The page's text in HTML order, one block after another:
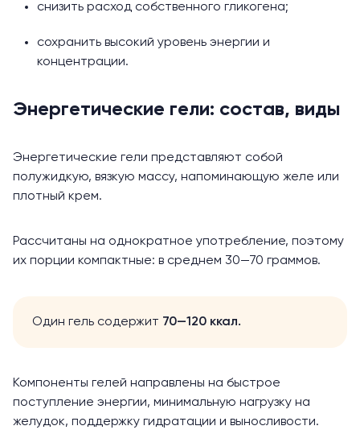
снизить расход собственного гликогена;
сохранить высокий уровень энергии и
концентрации.
Энергетические гели: состав, виды
Энергетические гели представляют собой
полужидкую, вязкую массу, напоминающую желе или
плотный крем.
Рассчитаны на однократное употребление, поэтому
их порции компактные: в среднем 30—70 граммов.
Один гель содержит 70—120 ккал.
Компоненты гелей направлены на быстрое
поступление энергии, минимальную нагрузку на
желудок, поддержку гидратации и выносливости.